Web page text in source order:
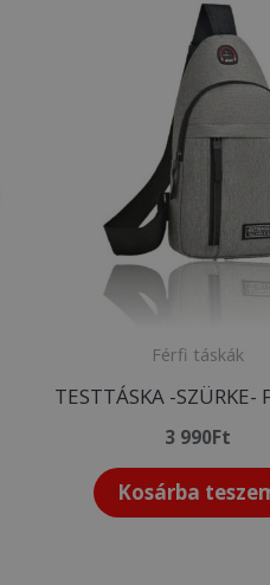
Férfi táskák
TESTTÁSKA -SZÜRKE-
3 990Ft
Kosárba